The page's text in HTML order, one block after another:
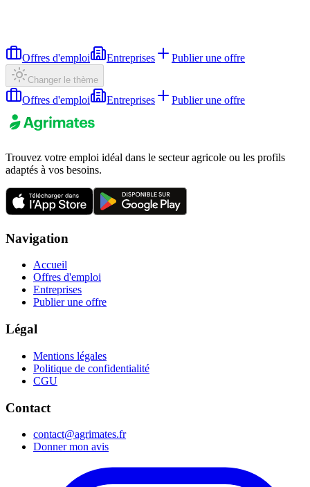
Offres d'emploi Entreprises Publier une offre
Changer le thème
Offres d'emploi Entreprises Publier une offre
Trouvez votre emploi idéal dans le secteur agricole ou les profils
adaptés à vos besoins.
Navigation
Accueil
Offres d'emploi
Entreprises
Publier une offre
Légal
Mentions légales
Politique de confidentialité
CGU
Contact
contact@agrimates.fr
Donner mon avis